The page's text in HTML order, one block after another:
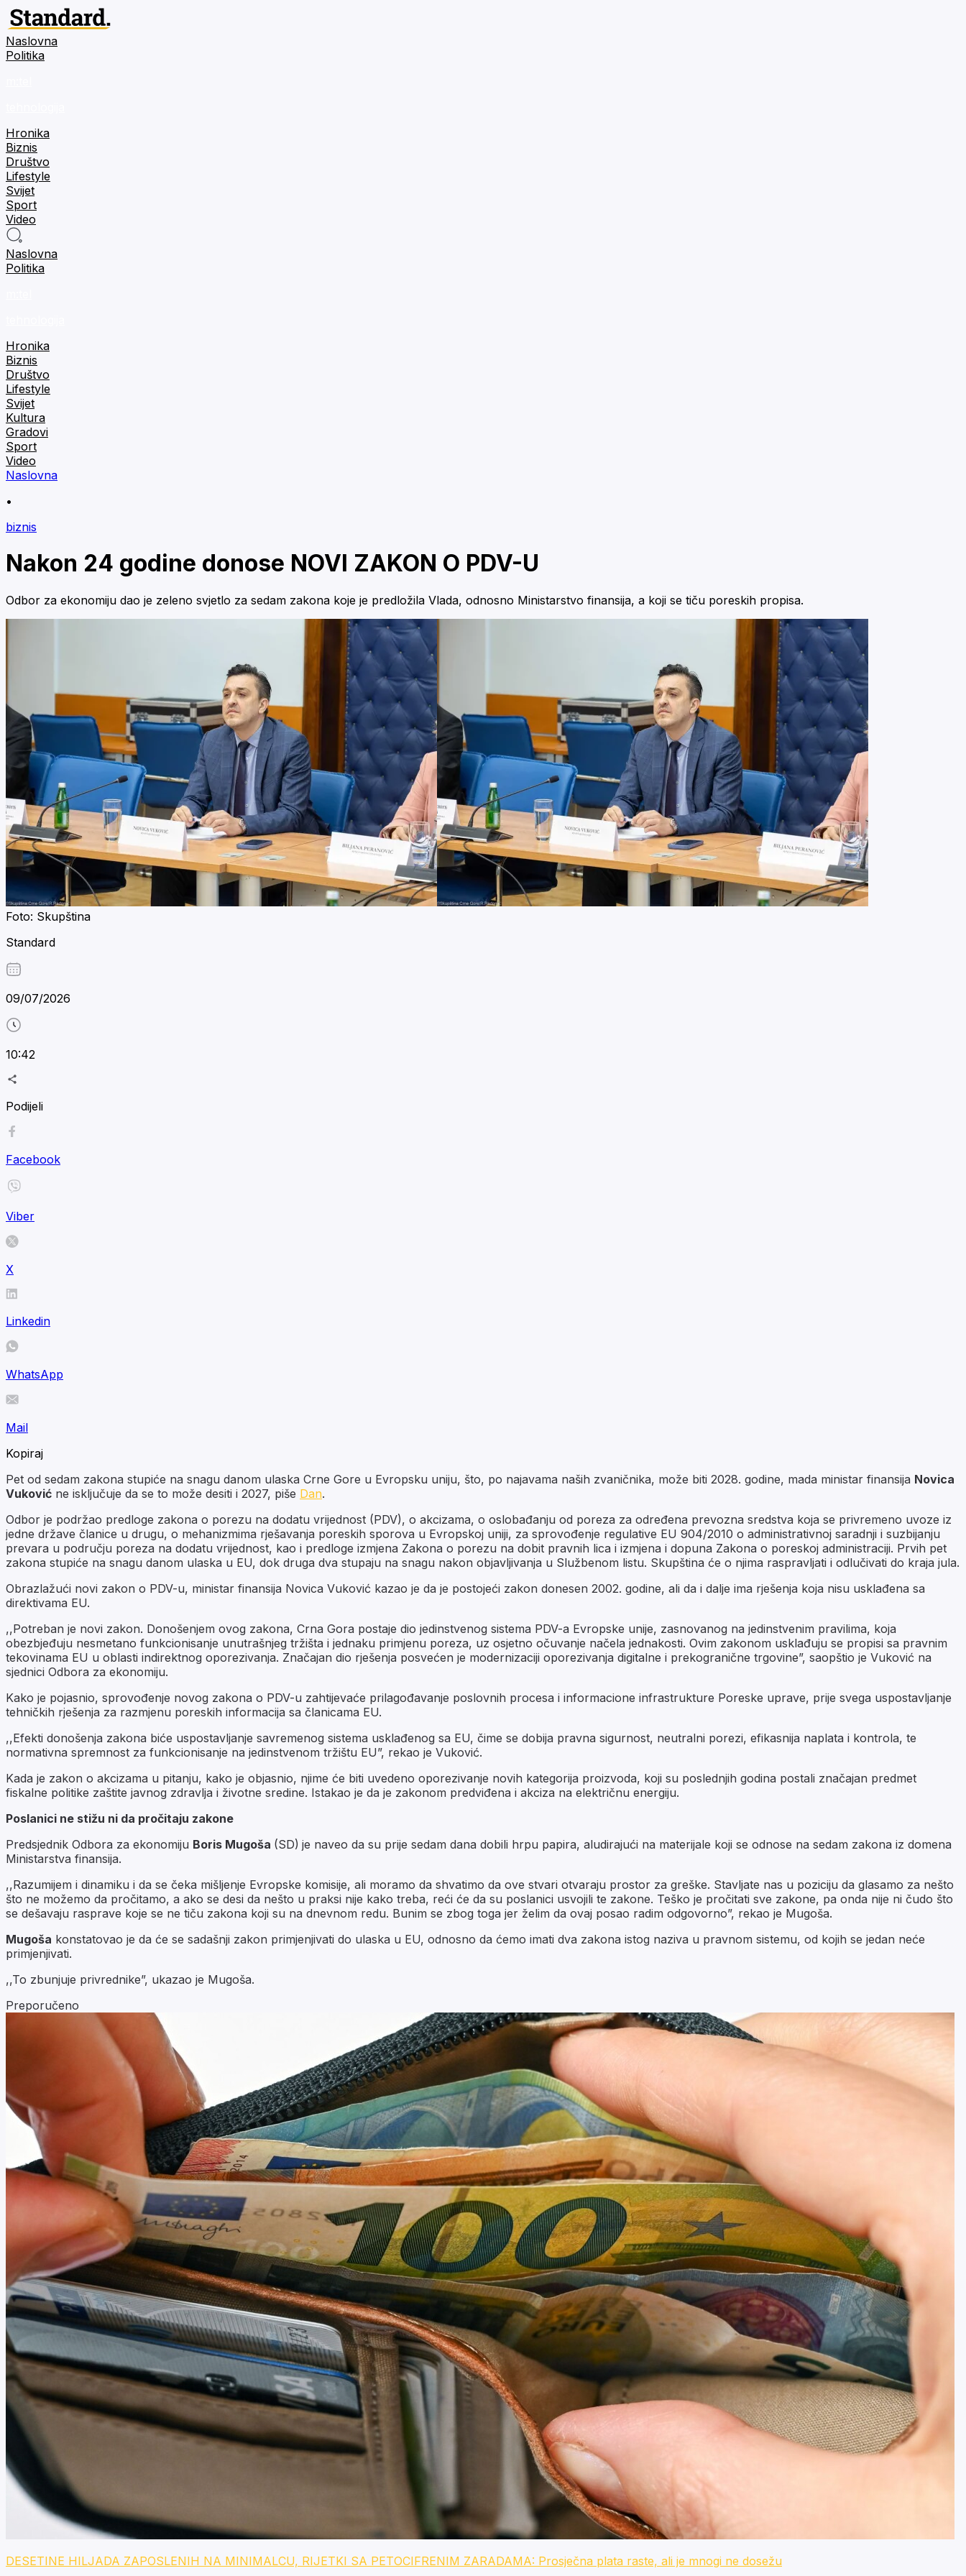
Naslovna
Politika
Hronika
Biznis
Društvo
Lifestyle
Svijet
Sport
Video
Naslovna
Politika
Hronika
Biznis
Društvo
Lifestyle
Svijet
Kultura
Gradovi
Sport
Video
Naslovna
•
biznis
Nakon 24 godine donose NOVI ZAKON O PDV-U
Odbor za ekonomiju dao je zeleno svjetlo za sedam zakona koje je predložila Vlada, odnosno Ministarstvo finansija, a koji se tiču poreskih propisa.
Foto: Skupština
Standard
09/07/2026
10:42
Podijeli
Facebook
Viber
X
Linkedin
WhatsApp
Mail
Kopiraj
Pet od sedam zakona stupiće na snagu danom ulaska Crne Gore u Evropsku uniju, što, po najavama naših zvaničnika, može biti 2028. godine, mada ministar finansija Novica
Vuković ne isključuje da se to može desiti i 2027, piše Dan.
Odbor je podržao predloge zakona o porezu na dodatu vrijednost (PDV), o akcizama, o oslobađanju od poreza za određena prevozna sredstva koja se privremeno uvoze iz
jedne države članice u drugu, o mehanizmima rješavanja poreskih sporova u Evropskoj uniji, za sprovođenje regulative EU 904/2010 o administrativnoj saradnji i suzbijanju
prevara u području poreza na dodatu vrijednost, kao i predloge izmjena Zakona o porezu na dobit pravnih lica i izmjena i dopuna Zakona o poreskoj administraciji. Prvih pet
zakona stupiće na snagu danom ulaska u EU, dok druga dva stupaju na snagu nakon objavljivanja u Službenom listu. Skupština će o njima raspravljati i odlučivati do kraja jula.
Obrazlažući novi zakon o PDV-u, ministar finansija Novica Vuković kazao je da je postojeći zakon donesen 2002. godine, ali da i dalje ima rješenja koja nisu usklađena sa
direktivama EU.
,,Potreban je novi zakon. Donošenjem ovog zakona, Crna Gora postaje dio jedinstvenog sistema PDV-a Evropske unije, zasnovanog na jedinstvenim pravilima, koja
obezbjeđuju nesmetano funkcionisanje unutrašnjeg tržišta i jednaku primjenu poreza, uz osjetno očuvanje načela jednakosti. Ovim zakonom usklađuju se propisi sa pravnim
tekovinama EU u oblasti indirektnog oporezivanja. Značajan dio rješenja posvećen je modernizaciji oporezivanja digitalne i prekogranične trgovine”, saopštio je Vuković na
sjednici Odbora za ekonomiju.
Kako je pojasnio, sprovođenje novog zakona o PDV-u zahtijevaće prilagođavanje poslovnih procesa i informacione infrastrukture Poreske uprave, prije svega uspostavljanje
tehničkih rješenja za razmjenu poreskih informacija sa članicama EU.
,,Efekti donošenja zakona biće uspostavljanje savremenog sistema usklađenog sa EU, čime se dobija pravna sigurnost, neutralni porezi, efikasnija naplata i kontrola, te
normativna spremnost za funkcionisanje na jedinstvenom tržištu EU”, rekao je Vuković.
Kada je zakon o akcizama u pitanju, kako je objasnio, njime će biti uvedeno oporezivanje novih kategorija proizvoda, koji su poslednjih godina postali značajan predmet
fiskalne politike zaštite javnog zdravlja i životne sredine. Istakao je da je zakonom predviđena i akciza na električnu energiju.
Poslanici ne stižu ni da pročitaju zakone
Predsjednik Odbora za ekonomiju Boris Mugoša (SD) je naveo da su prije sedam dana dobili hrpu papira, aludirajući na materijale koji se odnose na sedam zakona iz domena
Ministarstva finansija.
,,Razumijem i dinamiku i da se čeka mišljenje Evropske komisije, ali moramo da shvatimo da ove stvari otvaraju prostor za greške. Stavljate nas u poziciju da glasamo za nešto
što ne možemo da pročitamo, a ako se desi da nešto u praksi nije kako treba, reći će da su poslanici usvojili te zakone. Teško je pročitati sve zakone, pa onda nije ni čudo što
se dešavaju rasprave koje se ne tiču zakona koji su na dnevnom redu. Bunim se zbog toga jer želim da ovaj posao radim odgovorno”, rekao je Mugoša.
Mugoša konstatovao je da će se sadašnji zakon primjenjivati do ulaska u EU, odnosno da ćemo imati dva zakona istog naziva u pravnom sistemu, od kojih se jedan neće
primjenjivati.
,,To zbunjuje privrednike”, ukazao je Mugoša.
Preporučeno
DESETINE HILJADA ZAPOSLENIH NA MINIMALCU, RIJETKI SA PETOCIFRENIM ZARADAMA: Prosječna plata raste, ali je mnogi ne dosežu